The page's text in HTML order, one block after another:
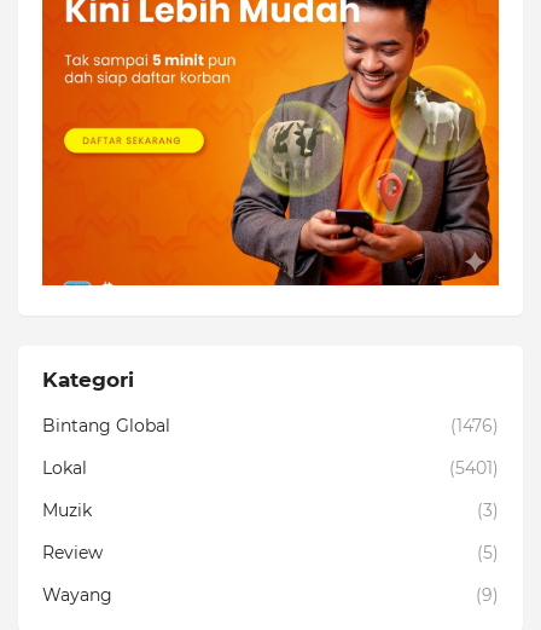
Kategori
Bintang Global
(1476)
Lokal
(5401)
Muzik
(3)
Review
(5)
Wayang
(9)